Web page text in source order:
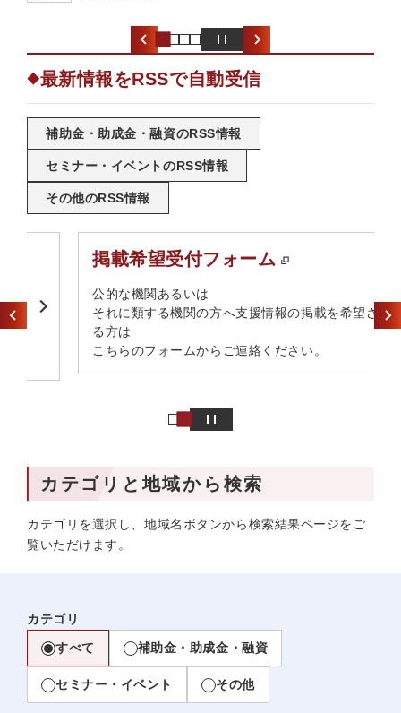
◆最新情報をRSSで自動受信
補助金・助成金・融資のRSS情報
セミナー・イベントのRSS情報
その他のRSS情報
掲載希望受付フォーム
​公的な機関あるいは​
それに類する機関の方へ​支援情報の掲載を希望され
こちらのフォームからご連絡ください。
カテゴリと地域から検索
カテゴリを選択し、地域名ボタンから検索結果ページをご
覧いただけます。
カテゴリ
すべて
補助金・助成金・融資
セミナー・イベント その他